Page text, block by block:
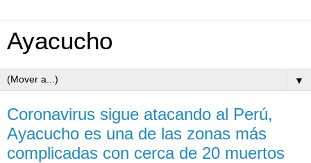
Ayacucho
▼
Coronavirus sigue atacando al Perú,
Ayacucho es una de las zonas más
complicadas con cerca de 20 muertos